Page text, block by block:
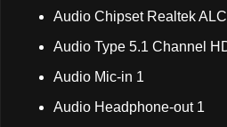
Audio Chipset Realtek
Audio Type 5.1 Channel
Audio Mic-in 1
Audio Headphone-out 1